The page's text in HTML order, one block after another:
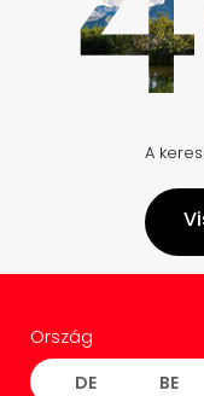
A
Ország
DE BE